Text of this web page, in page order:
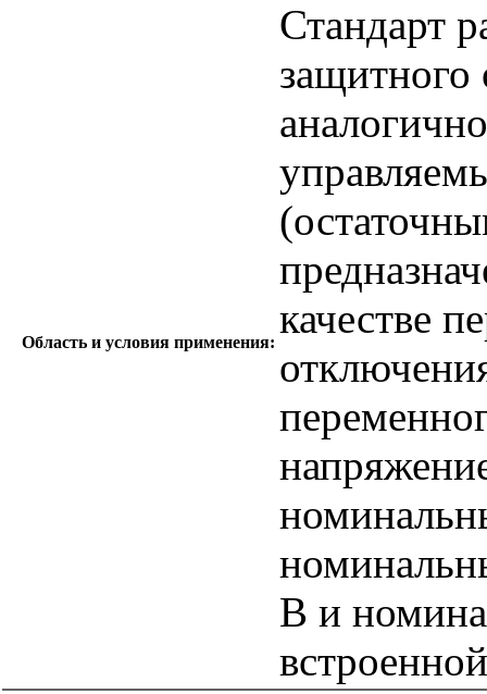
Область и условия применения:
Стандарт
защитного
качестве
В и